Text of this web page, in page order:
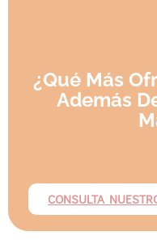
¿Qué Más
Además
CONSULTA